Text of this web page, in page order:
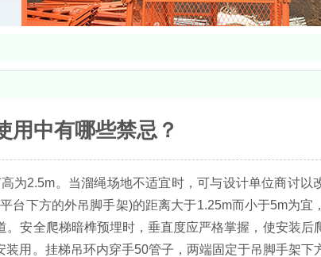
用中有哪些禁忌？
为2.5m。当溜绳场地不适宜时，可与设计单位商讨以
台下方的外吊脚手架)的距离大于1.25m而小于5m为宜
安全爬梯暗榫预埋时，垂直度应严格掌握，使安装后
用。挂梯吊环内穿手50管子，两端固定于吊脚手架下